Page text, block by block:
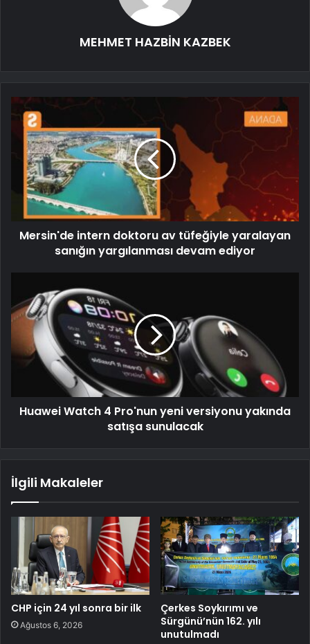
MEHMET HAZBİN KAZBEK
Mersin'de intern doktoru av tüfeğiyle yaralayan
sanığın yargılanması devam ediyor
Huawei Watch 4 Pro'nun yeni versiyonu yakında
satışa sunulacak
İlgili Makaleler
CHP için 24 yıl sonra bir ilk
Ağustos 6, 2026
Çerkes Soykırımı ve
Sürgünü’nün 162. yılı
unutulmadı